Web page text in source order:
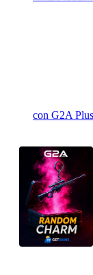
con G2A Plus